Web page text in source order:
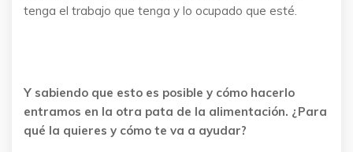
tenga el trabajo que tenga y lo ocupado que esté.
Y sabiendo que esto es posible y cómo hacerlo
entramos en la otra pata de la alimentación. ¿Para
qué la quieres y cómo te va a ayudar?